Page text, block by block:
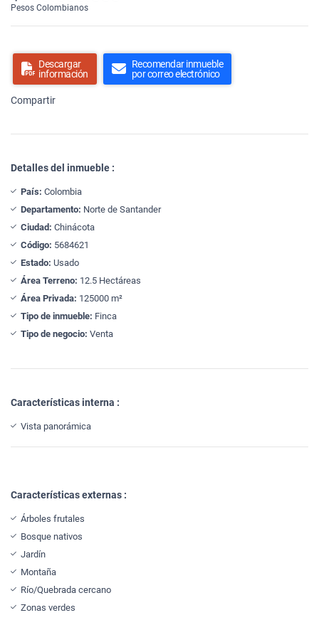
Pesos Colombianos
Descargar
información
Recomendar inmueble
por correo electrónico
Compartir
Detalles del inmueble :
País: Colombia
Departamento: Norte de Santander
Ciudad: Chinácota
Código: 5684621
Estado: Usado
Área Terreno: 12.5 Hectáreas
Área Privada: 125000 m²
Tipo de inmueble: Finca
Tipo de negocio: Venta
Características interna :
Vista panorámica
Características externas :
Árboles frutales
Bosque nativos
Jardín
Montaña
Río/Quebrada cercano
Zonas verdes